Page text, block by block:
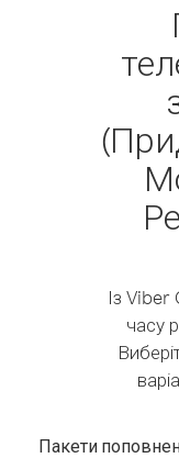
Із Viber
часу
Пакети